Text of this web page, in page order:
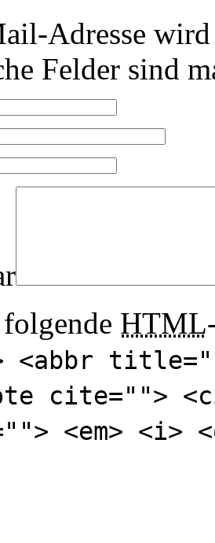
Adresse
Felder sind
HTML
cite="">
<em>